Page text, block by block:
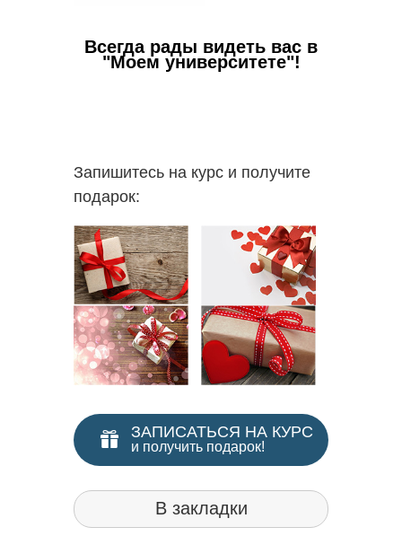
Всегда рады видеть вас в
"Моем университете"!
Запишитесь на курс и получите
подарок:
ЗАПИСАТЬСЯ НА КУРС
и получить подарок!
В закладки